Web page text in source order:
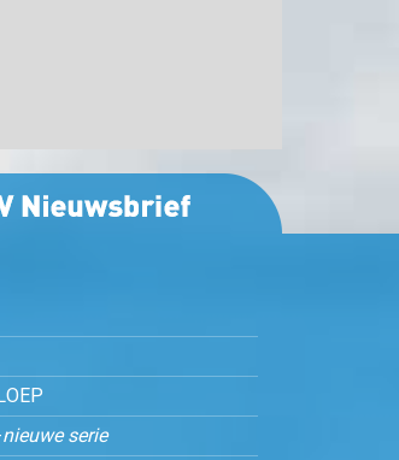
nieuwe serie